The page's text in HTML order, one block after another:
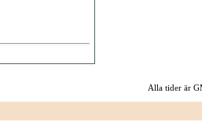
Alla tider är